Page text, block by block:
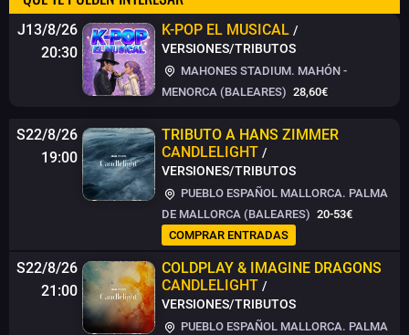
J13/8/26
20:30
K-POP EL MUSICAL /
VERSIONES/TRIBUTOS
MAHONES STADIUM. MAHÓN -
MENORCA (BALEARES) 28,60€
S22/8/26
19:00
TRIBUTO A HANS ZIMMER
CANDLELIGHT /
VERSIONES/TRIBUTOS
PUEBLO ESPAÑOL MALLORCA. PALMA
DE MALLORCA (BALEARES) 20-53€
COMPRAR ENTRADAS
S22/8/26
21:00
COLDPLAY & IMAGINE DRAGONS
CANDLELIGHT /
VERSIONES/TRIBUTOS
PUEBLO ESPAÑOL MALLORCA. PALMA